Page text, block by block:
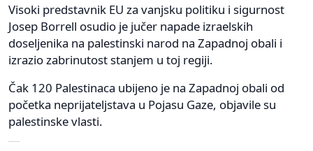
Visoki predstavnik EU za vanjsku politiku i sigurnost
Josep Borrell osudio je jučer napade izraelskih
doseljenika na palestinski narod na Zapadnoj obali i
izrazio zabrinutost stanjem u toj regiji.
Čak 120 Palestinaca ubijeno je na Zapadnoj obali od
početka neprijateljstava u Pojasu Gaze, objavile su
palestinske vlasti.